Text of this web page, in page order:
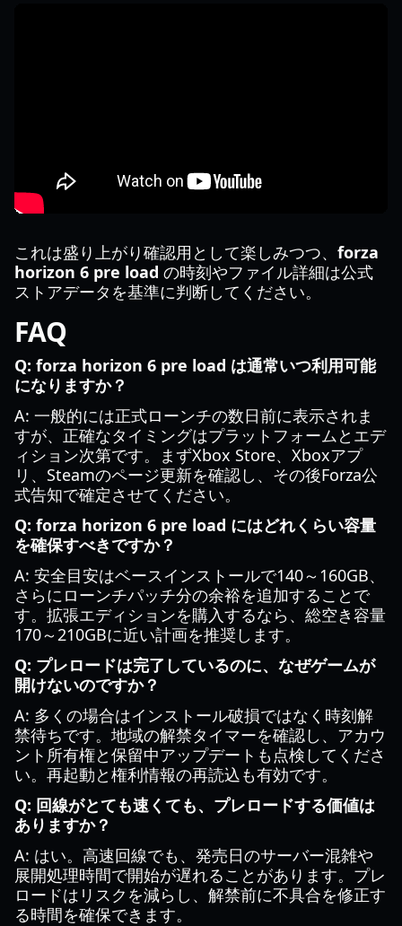
これは盛り上がり確認用として楽しみつつ、 forza
horizon 6 pre load の時刻やファイル詳細は公式
ストアデータを基準に判断してください。
FAQ
Q: forza horizon 6 pre load は通常いつ利用可能
になりますか？
A: 一般的には正式ローンチの数日前に表示されま
すが、正確なタイミングはプラットフォームとエデ
ィション次第です。まずXbox Store、Xboxアプ
リ、Steamのページ更新を確認し、その後Forza公
式告知で確定させてください。
Q: forza horizon 6 pre load にはどれくらい容量
を確保すべきですか？
A: 安全目安はベースインストールで140～160GB、
さらにローンチパッチ分の余裕を追加することで
す。拡張エディションを購入するなら、総空き容量
170～210GBに近い計画を推奨します。
Q: プレロードは完了しているのに、なぜゲームが
開けないのですか？
A: 多くの場合はインストール破損ではなく時刻解
禁待ちです。地域の解禁タイマーを確認し、アカウ
ント所有権と保留中アップデートも点検してくださ
い。再起動と権利情報の再読込も有効です。
Q: 回線がとても速くても、プレロードする価値は
ありますか？
A: はい。高速回線でも、発売日のサーバー混雑や
展開処理時間で開始が遅れることがあります。プレ
ロードはリスクを減らし、解禁前に不具合を修正す
る時間を確保できます。